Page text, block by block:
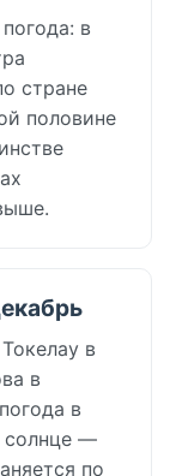
в
стране
половине
в
в
в
солнце —
по